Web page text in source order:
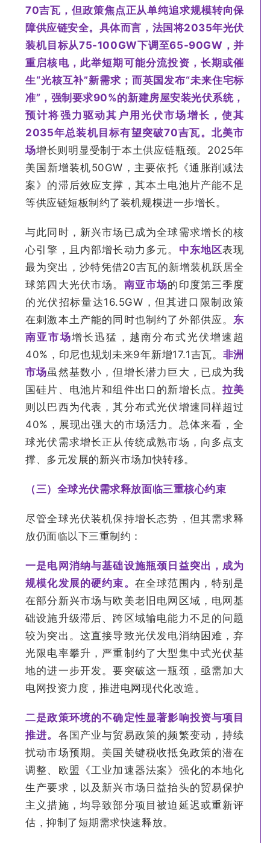
70吉瓦，但政策焦点正从单纯追求规模转向保
障供应链安全。具体而言，法国将2035年光伏
装机目标从75-100GW下调至65-90GW，并
重启核电，此举短期可能分流投资，长期或催
生“光核互补”新需求；而英国发布“未来住宅标
准”，强制要求90%的新建房屋安装光伏系统，
预计将强力驱动其户用光伏市场增长，使其
2035年总装机目标有望突破70吉瓦。 北美市
场增长则明显受制于本土供应链瓶颈。2025年
美国新增装机50GW，主要依托《通胀削减法
案》的滞后效应支撑，其本土电池片产能不足
等供应链短板制约了装机规模进一步增长。
与此同时，新兴市场已成为全球需求增长的核
心引擎，且内部增长动力多元。 中东地区表现
最为突出，沙特凭借20吉瓦的新增装机跃居全
球第四大光伏市场。 南亚市场的印度第三季度
的光伏招标量达16.5GW，但其进口限制政策
在刺激本土产能的同时也制约了外部供应。 东
南亚市场增长迅猛，越南分布式光伏增速超
40%，印尼也规划未来9年新增17.1吉瓦。 非洲
市场虽然基数小，但增长潜力巨大，已成为我
国硅片、电池片和组件出口的新增长点。拉美
则以巴西为代表，其分布式光伏增速同样超过
40%，展现出强大的市场活力。总体来看，全
球光伏需求增长正从传统成熟市场，向多点支
撑、多元发展的新兴市场加快转移。
（三）全球光伏需求释放面临三重核心约束
尽管全球光伏装机保持增长态势，但其需求释
放仍面临以下三重制约：
一是电网消纳与基础设施瓶颈日益突出，成为
规模化发展的硬约束。 在全球范围内，特别是
在部分新兴市场与欧美老旧电网区域，电网基
础设施升级滞后、跨区域输电能力不足的问题
较为突出。这直接导致光伏发电消纳困难，弃
光限电率攀升，严重制约了大型集中式光伏基
地的进一步开发。要突破这一瓶颈，亟需加大
电网投资力度，推进电网现代化改造。
二是政策环境的不确定性显著影响投资与项目
推进。 各国产业与贸易政策的频繁变动，持续
扰动市场预期。美国关键税收抵免政策的潜在
调整、欧盟《工业加速器法案》强化的本地化
生产要求，以及新兴市场日益抬头的贸易保护
主义措施，均导致部分项目被迫延迟或重新评
估，抑制了短期需求快速释放。